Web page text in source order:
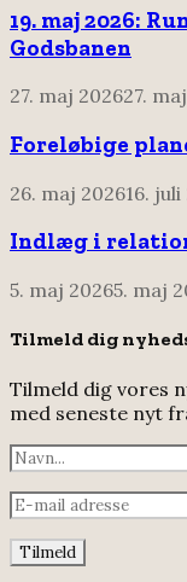
19. maj 2026:
Godsbanen
27. maj 202627.
Foreløbige
26. maj 202616.
Indlæg i
5. maj 20265. maj
Tilmeld dig
Tilmeld dig vores
med seneste nyt